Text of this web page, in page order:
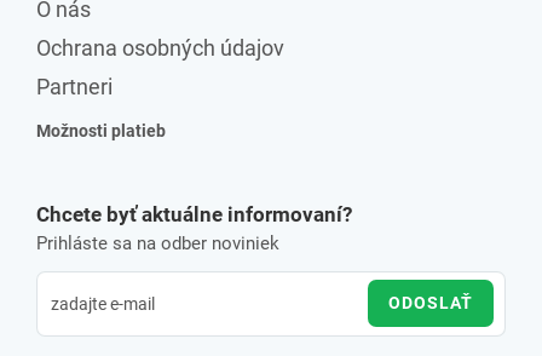
O nás
Ochrana osobných údajov
Partneri
Možnosti platieb
Chcete byť aktuálne informovaní?
Prihláste sa na odber noviniek
ODOSLAŤ